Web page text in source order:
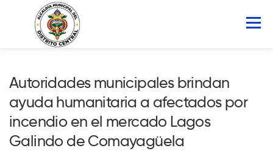
Menú
ATLAS MUNICIPAL
Autoridades municipales brindan
ayuda humanitaria a afectados por
incendio en el mercado Lagos
Galindo de Comayagüela